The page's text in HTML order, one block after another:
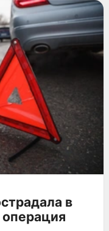
в
операция